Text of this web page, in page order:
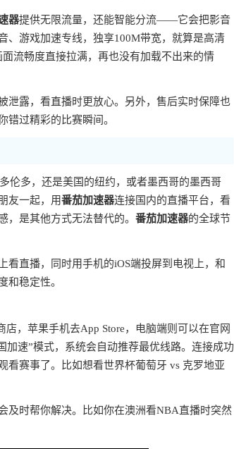
器提供无限流量，还能智能分流——它会把影音
、游戏加速专线，独享100M带宽，就算是高清
流畅度直接拉满，再也没有加载不出来的情
泄露，看直播时更放心。另外，售后实时保障也
过精彩的比赛瞬间。
伦多，还是美国的纽约，或者墨西哥的墨西哥
友一起，用番茄加速器连接国内的直播平台，看
是其他方式无法替代的。 番茄加速器的全球节
看直播，同时用手机的iOS端投屏到电视上，和
和稳定性。
，苹果手机去App Store，电脑端则可以在官网
加速”模式，系统会自动推荐最优线路。连接成功
看赛事了。比如想看世界杯葡萄牙 vs 克罗地亚
及时帮你解决。比如你在澳洲看NBA直播时突然